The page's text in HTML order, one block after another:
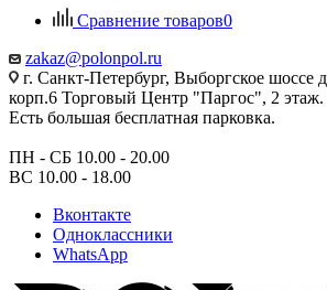
Сравнение товаров0
zakaz@polonpol.ru
г. Санкт-Петербург, Выборгское шоссе
корп.6 Торговый Центр "Паргос", 2 этаж.
Есть большая бесплатная парковка.
ПН - СБ 10.00 - 20.00
ВС 10.00 - 18.00
Вконтакте
Одноклассники
WhatsApp